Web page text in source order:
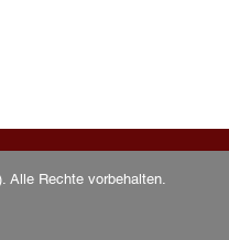
Alle Rechte vorbehalten.